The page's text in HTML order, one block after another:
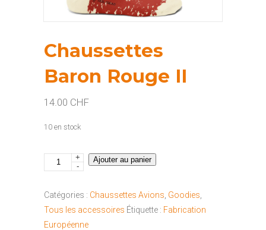
Chaussettes
Baron Rouge II
14.00 CHF
10 en stock
quantité
Chaussettes
Baron
Rouge
+
-
Ajouter au panier
Catégories : Chaussettes Avions Goodies
Tous les accessoires Étiquette : Fabrication
Européenne